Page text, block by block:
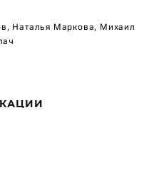
Наталья Маркова, Михаил